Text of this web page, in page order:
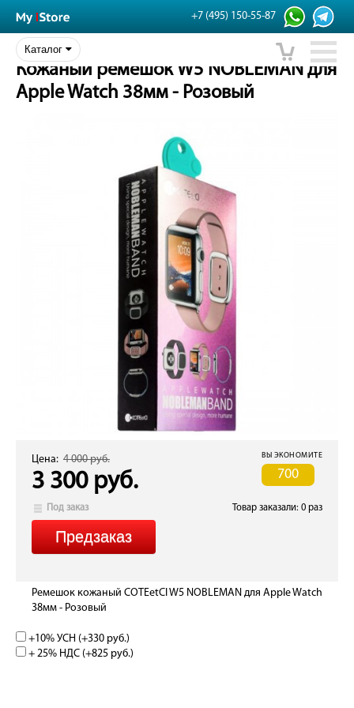
+7 (495) 150-55-87
Каталог
Кожаный ремешок W5 NOBLEMAN для
Apple Watch 38мм - Розовый
Цена: 4 000 руб. ВЫ ЭКОНОМИТЕ
700
3 300 руб.
Под заказ Товар заказали: 0 раз
Ремешок кожаный COTEetCI W5 NOBLEMAN для Apple Watch
38мм - Розовый
+10% УСН (+330 руб.)
+ 25% НДС (+825 руб.)